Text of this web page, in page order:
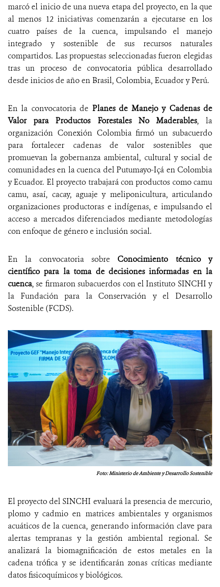
marcó el inicio de una nueva etapa del proyecto, en la que
al menos 12 iniciativas comenzarán a ejecutarse en los
cuatro países de la cuenca, impulsando el manejo
integrado y sostenible de sus recursos naturales
compartidos. Las propuestas seleccionadas fueron elegidas
tras un proceso de convocatoria pública desarrollado
desde inicios de año en Brasil, Colombia, Ecuador y Perú.
En la convocatoria de Planes de Manejo y Cadenas de
Valor para Productos Forestales No Maderables, la
organización Conexión Colombia firmó un subacuerdo
para fortalecer cadenas de valor sostenibles que
promuevan la gobernanza ambiental, cultural y social de
comunidades en la cuenca del Putumayo-Içá en Colombia
y Ecuador. El proyecto trabajará con productos como camu
camu, asaí, cacay, aguaje y meliponicultura, articulando
organizaciones productoras e indígenas, e impulsando el
acceso a mercados diferenciados mediante metodologías
con enfoque de género e inclusión social.
En la convocatoria sobre Conocimiento técnico y
científico para la toma de decisiones informadas en la
cuenca, se firmaron subacuerdos con el Instituto SINCHI y
la Fundación para la Conservación y el Desarrollo
Sostenible (FCDS).
Foto: Ministerio de Ambiente y Desarrollo Sostenible
El proyecto del SINCHI evaluará la presencia de mercurio,
plomo y cadmio en matrices ambientales y organismos
acuáticos de la cuenca, generando información clave para
alertas tempranas y la gestión ambiental regional. Se
analizará la biomagnificación de estos metales en la
cadena trófica y se identificarán zonas críticas mediante
datos fisicoquímicos y biológicos.